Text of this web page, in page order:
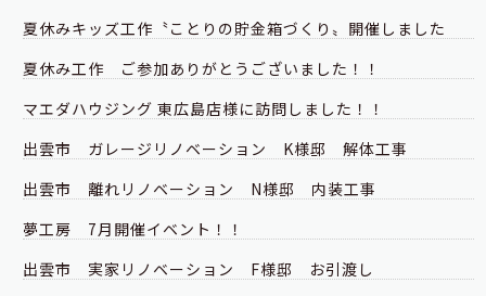
夏休みキッズ工作〝ことりの貯金箱づくり〟開催しました
夏休み工作 ご参加ありがとうございました！！
マエダハウジング 東広島店様に訪問しました！！
出雲市 ガレージリノベーション K様邸 解体工事
出雲市 離れリノベーション N様邸 内装工事
夢工房 7月開催イベント！！
出雲市 実家リノベーション F様邸 お引渡し